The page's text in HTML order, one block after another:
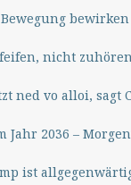
nicht
ned vo alloi, sagt
Jahr 2036 –
ist